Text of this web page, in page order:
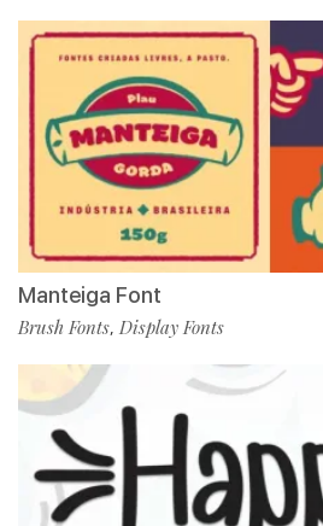
Manteiga Font
Brush Fonts, Display Fonts